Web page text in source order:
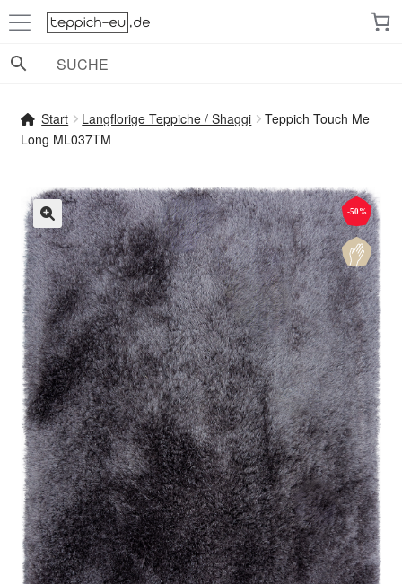
Zur
Navigation
springen
Zum
Inhalt
springen
Start Langflorige Teppiche / Shaggi
Teppich Touch Me
Long ML037TM
🔍
-50%